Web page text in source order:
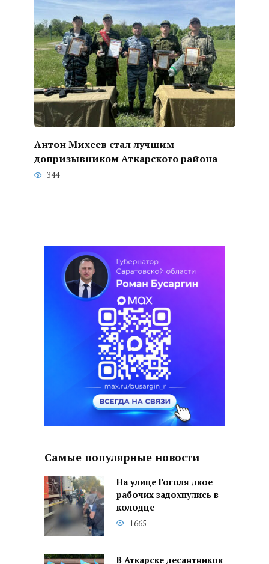
Антон Михеев стал лучшим
допризывником Аткарского района
344
Самые популярные новости
На улице Гоголя двое
рабочих задохнулись в
колодце
1665
В Аткарске десантников